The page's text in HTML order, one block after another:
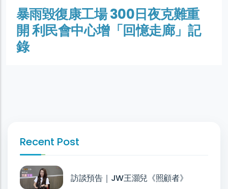
暴雨毀復康工場 300日夜克難重
開 利民會中心增「回憶走廊」記
錄
Recent Post
訪談預告｜JW王灝兒《照顧者》